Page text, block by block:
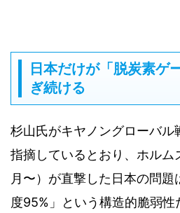
日本だけが「脱炭素ゲ
ぎ続ける
杉山氏がキヤノングローバル
指摘しているとおり、ホル
月〜）が直撃した日本の問
度95%」という構造的脆弱性